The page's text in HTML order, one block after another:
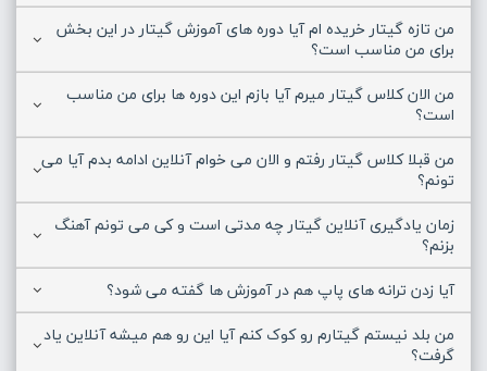
من تازه گیتار خریده ام آیا دوره های آموزش گیتار در این بخش
برای من مناسب است؟
من الان کلاس گیتار میرم آیا بازم این دوره ها برای من مناسب
است؟
من قبلا کلاس گیتار رفتم و الان می خوام آنلاین ادامه بدم آیا می
تونم؟
زمان یادگیری آنلاین گیتار چه مدتی است و کی می تونم آهنگ
بزنم؟
آیا زدن ترانه های پاپ هم در آموزش ها گفته می شود؟
من بلد نیستم گیتارم رو کوک کنم آیا این رو هم میشه آنلاین یاد
گرفت؟